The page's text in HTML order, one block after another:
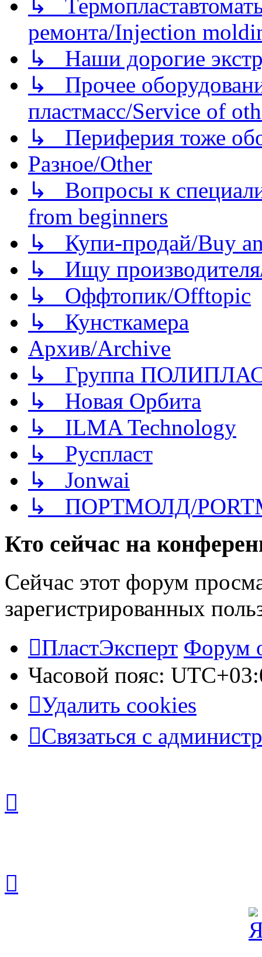
↳
ремонта/Injection
↳ Наши дорогие
↳ Прочее
пластмасс/Service of
↳ Периферия тоже
Разное/Other
↳ Вопросы к
from beginners
↳ Купи-продай/Buy
↳ Ищу
↳ Оффтопик/Offtopic
↳ Кунсткамера
Архив/Archive
↳ Группа
↳ Новая Орбита
↳ ILMA Technology
↳ Руспласт
↳ Jonwai
↳ ПОРТМОЛД/
Кто сейчас на
Сейчас этот форум
зарегистрированных
ПластЭксперт Форум
Часовой пояс:
Удалить cookies
Связаться с